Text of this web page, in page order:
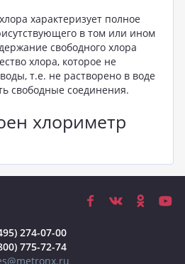
характеризует полное
в том или ином
свободного хлора
хлора, которое не
т.е. не растворено в воде
свободные соединения.
хлориметр
проведения измерений
измерением в пробном
фиксированное количество
который, вступая в
молекулами хлора
тот или иной цвет, лишая его
274-07-00
775-72-74